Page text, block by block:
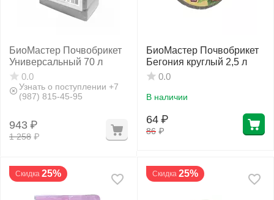
БиоМастер Почвобрикет
Универсальный 70 л
0.0
Узнать о поступлении +7
(987) 815-45-95
1 258 ₽
943 ₽
БиоМастер Почвобрикет
Бегония круглый 2,5 л
0.0
В наличии
86 ₽
64 ₽
Скидка 25% Скидка 25%